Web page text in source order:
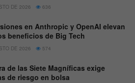
DE 2026 636
en Anthropic y OpenAI elevan
beneficios de Big Tech
DE 2026 574
de las Siete Magníficas exige
de riesgo en bolsa